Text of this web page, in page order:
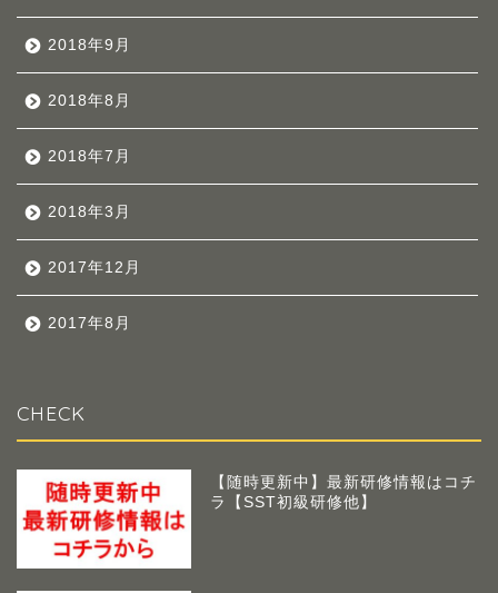
2018年9月
2018年8月
2018年7月
2018年3月
2017年12月
2017年8月
CHECK
【随時更新中】最新研修情報はコチ
ラ【SST初級研修他】